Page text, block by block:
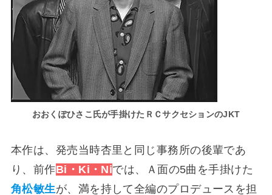
おおくぽひさこ氏が手掛けたＲＣサクセションのJKT
本作は、発売当時杏里と同じ事務所の後輩であ
り、前作Bi・Ki・Niでは、Ａ面の5曲を手掛けた
角松敏生が、満を持して全編のプロデュースを担